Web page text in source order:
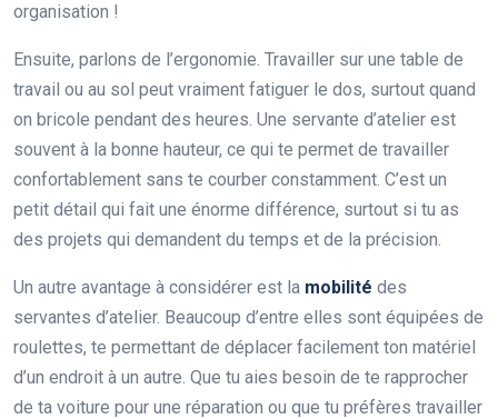
organisation !
Ensuite, parlons de l’ergonomie. Travailler sur une table de
travail ou au sol peut vraiment fatiguer le dos, surtout quand
on bricole pendant des heures. Une servante d’atelier est
souvent à la bonne hauteur, ce qui te permet de travailler
confortablement sans te courber constamment. C’est un
petit détail qui fait une énorme différence, surtout si tu as
des projets qui demandent du temps et de la précision.
Un autre avantage à considérer est la mobilité des
servantes d’atelier. Beaucoup d’entre elles sont équipées de
roulettes, te permettant de déplacer facilement ton matériel
d’un endroit à un autre. Que tu aies besoin de te rapprocher
de ta voiture pour une réparation ou que tu préfères travailler